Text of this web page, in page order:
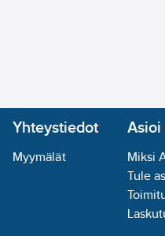
Yhteystiedot
Myymälät
Asioi
Miksi
Tule